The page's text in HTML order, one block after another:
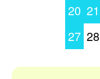
20 21
27 28